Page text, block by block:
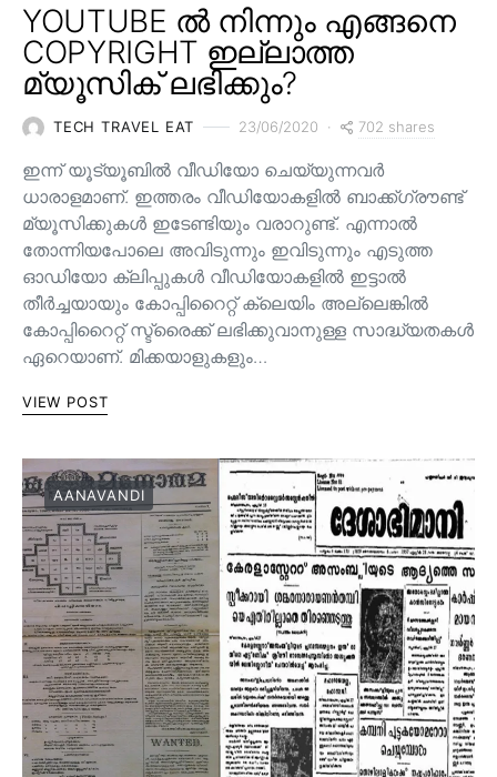
YOUTUBE ൽ നിന്നും എങ്ങനെ
COPYRIGHT ഇല്ലാത്ത
മ്യൂസിക് ലഭിക്കും?
TECH TRAVEL EAT 23/06/2020 702 shares
ഇന്ന് യൂട്യൂബിൽ വീഡിയോ ചെയ്യുന്നവർ
ധാരാളമാണ്. ഇത്തരം വീഡിയോകളിൽ ബാക്ക്ഗ്രൗണ്ട്
മ്യൂസിക്കുകൾ ഇടേണ്ടിയും വരാറുണ്ട്. എന്നാൽ
തോന്നിയപോലെ അവിടുന്നും ഇവിടുന്നും എടുത്ത
ഓഡിയോ ക്ലിപ്പുകൾ വീഡിയോകളിൽ ഇട്ടാൽ
തീർച്ചയായും കോപ്പിറൈറ്റ് ക്ലെയിം അല്ലെങ്കിൽ
കോപ്പിറൈറ്റ് സ്ട്രൈക്ക് ലഭിക്കുവാനുള്ള സാദ്ധ്യതകൾ
ഏറെയാണ്. മിക്കയാളുകളും…
VIEW POST
AANAVANDI